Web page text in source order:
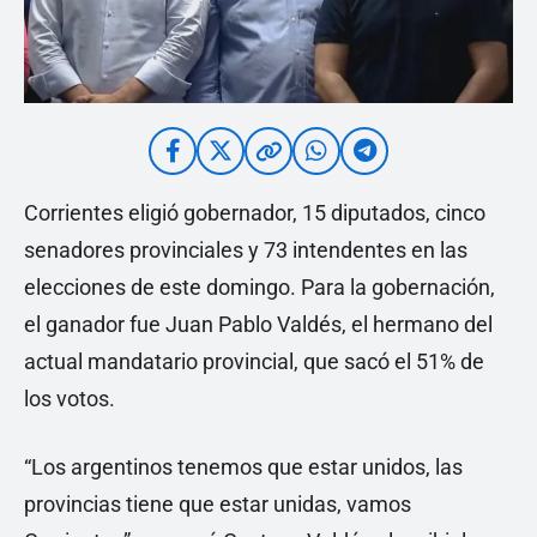
Corrientes eligió gobernador, 15 diputados, cinco
senadores provinciales y 73 intendentes en las
elecciones de este domingo. Para la gobernación,
el ganador fue Juan Pablo Valdés, el hermano del
actual mandatario provincial, que sacó el 51% de
los votos.
“Los argentinos tenemos que estar unidos, las
provincias tiene que estar unidas, vamos